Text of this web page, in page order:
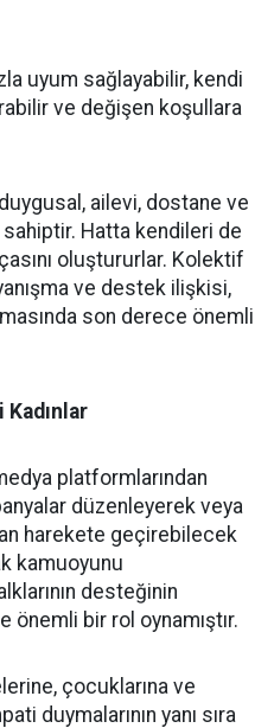
uyum sağlayabilir, kendi
ve değişen koşullara
ailevi, dostane ve
Hatta kendileri de
oluştururlar. Kolektif
ve destek ilişkisi,
son derece önemli
platformlarından
düzenleyerek veya
harekete geçirebilecek
kamuoyunu
desteğinin
önemli bir rol oynamıştır.
çocuklarına ve
duymalarının yanı sıra